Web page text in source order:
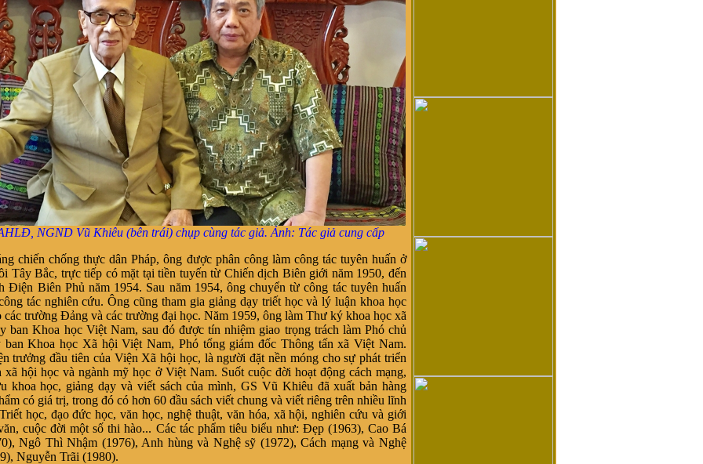
NGND Vũ Khiêu (bên trái) chụp cùng tác giả. Ảnh: Tác giả cung cấp
chiến chống thực dân Pháp, ông được phân công làm công tác tuyên huấn ở
Tây Bắc, trực tiếp có mặt tại tiền tuyến từ Chiến dịch Biên giới năm 1950, đến
Điện Biên Phủ năm 1954. Sau năm 1954, ông chuyển từ công tác tuyên huấn
tác nghiên cứu. Ông cũng tham gia giảng dạy triết học và lý luận khoa học
các trường Đảng và các trường đại học. Năm 1959, ông làm Thư ký khoa học xã
ban Khoa học Việt Nam, sau đó được tín nhiệm giao trọng trách làm Phó chủ
ban Khoa học Xã hội Việt Nam, Phó tổng giám đốc Thông tấn xã Việt Nam.
trưởng đầu tiên của Viện Xã hội học, là người đặt nền móng cho sự phát triển
xã hội học và ngành mỹ học ở Việt Nam. Suốt cuộc đời hoạt động cách mạng,
khoa học, giảng dạy và viết sách của mình, GS Vũ Khiêu đã xuất bản hàng
có giá trị, trong đó có hơn 60 đầu sách viết chung và viết riêng trên nhiều lĩnh
học, đạo đức học, văn học, nghệ thuật, văn hóa, xã hội, nghiên cứu và giới
cuộc đời một số thi hào... Các tác phẩm tiêu biểu như: Đẹp (1963), Cao Bá
Ngô Thì Nhậm (1976), Anh hùng và Nghệ sỹ (1972), Cách mạng và Nghệ
Nguyễn Trãi (1980).